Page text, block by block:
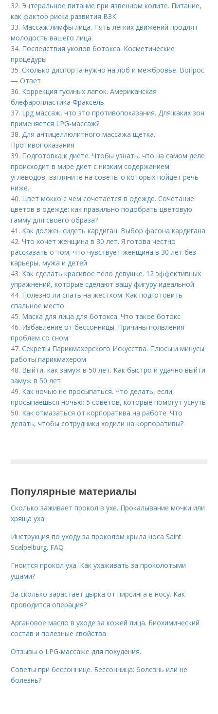
32. Энтеральное питание при язвенном колите. Питание,
как фактор риска развития ВЗК
33. Массаж лимфы лица. Пять легких движений продлят
молодость вашего лица
34. Последствия уколов ботокса. Косметические
процедуры
35.Сколько диспорта нужно на лоб и межбровье. Вопрос
— Ответ
36. Коррекция гусиных лапок. Американская
блефаропластика Фраксель
37. Lpg массаж, что это противопоказания. Для каких зон
применяется LPG-массаж?
38.Для антицеллюлитного массажа щетка.
Противопоказания
39. Подготовка к диете. Чтобы узнать, что на самом деле
происходит в мире диет с низким содержанием
углеводов, взгляните на советы о которых пойдет речь
ниже.
40. Цвет мокко с чем сочетается в одежде. Сочетание
цветов в одежде: как правильно подобрать цветовую
гамму для своего образа?
41. Как должен сидеть кардиган. Выбор фасона кардигана
42.Что хочет женщина в 30 лет. Я готова честно
рассказать о том, что чувствует женщина в 30 лет без
карьеры, мужа и детей
43. Как сделать красивое тело девушке. 12 эффективных
упражнений, которые сделают вашу фигуру идеальной
44. Полезно ли спать на жестком. Как подготовить
спальное место
45. Маска для лица для ботокса. Что такое ботокс
46. Избавление от бессонницы. Причины появления
проблем со сном
47.Секреты Парикмахерского Искусства. Плюсы и минусы
работы парикмахером
48. Выйти, как замуж в 50 лет. Как быстро и удачно выйти
замуж в 50 лет
49. Как ночью не просыпаться. Что делать, если
просыпаешься ночью: 5 советов, которые помогут уснуть
50. Как отмазаться от корпоратива на работе. Что
делать, чтобы сотрудники ходили на корпоративы?
Популярные материалы
Сколько заживает прокол в ухе. Прокалывание мочки или
хряща уха
Инструкция по уходу за проколом крыла носа Saint
Scalpelburg. FAQ
Гноится прокол уха. Как ухаживать за проколотыми
ушами?
За сколько зарастает дырка от пирсинга в носу. Как
проводится операция?
Аргановое масло в уходе за кожей лица. Биохимический
состав и полезные свойства
Отзывы о LPG-массаже для похудения.
Советы при бессоннице. Бессонница: болезнь или не
болезнь?